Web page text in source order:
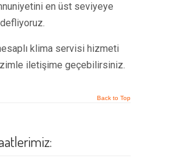
en üst seviyeye
klima servisi hizmeti
iletişime geçebilirsiniz.
Back to Top